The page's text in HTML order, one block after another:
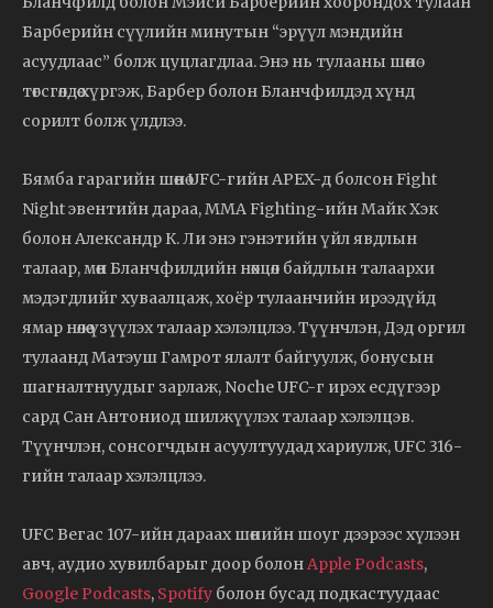
Барберийн сүүлийн минутын “эрүүл мэндийн
асуудлаас” болж цуцлагдлаа. Энэ нь тулааны шөнө
төгсгөлдөө хүргэж, Барбер болон Бланчфилдэд хүнд
сорилт болж үлдлээ.
Бямба гарагийн шөнө UFC-гийн APEX-д болсон Fight
Night эвентийн дараа, MMA Fighting-ийн Майк Хэк
болон Александр К. Ли энэ гэнэтийн үйл явдлын
талаар, мөн Бланчфилдийн нөхцөл байдлын талаархи
мэдэгдлийг хуваалцаж, хоёр тулаанчийн ирээдүйд
ямар нөлөө үзүүлэх талаар хэлэлцлээ. Түүнчлэн, Дэд оргил
тулаанд Матэуш Гамрот ялалт байгуулж, бонусын
шагналтнуудыг зарлаж, Noche UFC-г ирэх есдүгээр
сард Сан Антониод шилжүүлэх талаар хэлэлцэв.
Түүнчлэн, сонсогчдын асуултуудад хариулж, UFC 316-
гийн талаар хэлэлцлээ.
UFC Вегас 107-ийн дараах шөнийн шоуг дээрээс хүлээн
авч, аудио хувилбарыг доор болонApple Podcasts,
Google Podcasts, Spotify болон бусад подкастуудаас